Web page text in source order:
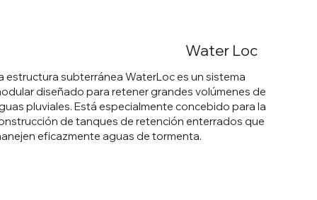
Water Loc
estructura subterránea WaterLoc es un sistema
diseñado para retener grandes volúmenes de
pluviales. Está especialmente concebido para la
de tanques de retención enterrados que
eficazmente aguas de tormenta.